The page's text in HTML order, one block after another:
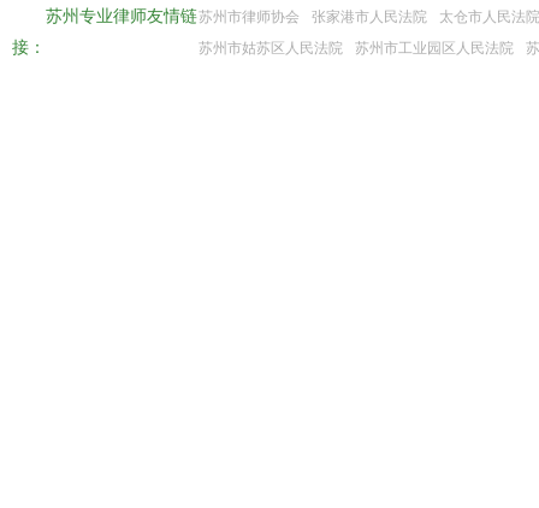
苏州专业律师友情链
接：
苏州市律师协会 张家港市人民法院
太仓市人民法院
苏州市姑苏区人民法院
苏州市工业园区人民法院